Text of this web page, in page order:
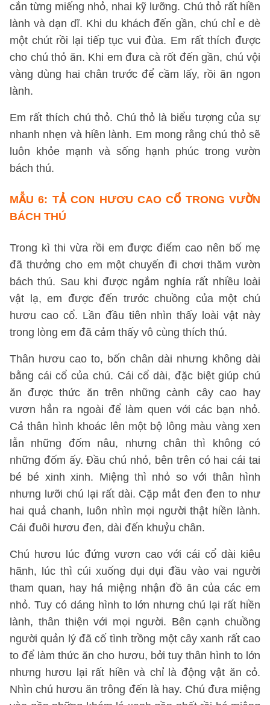
cắn từng miếng nhỏ, nhai kỹ lưỡng. Chú thỏ rất hiền
lành và dạn dĩ. Khi du khách đến gần, chú chỉ e dè
một chút rồi lại tiếp tục vui đùa. Em rất thích được
cho chú thỏ ăn. Khi em đưa cà rốt đến gần, chú vội
vàng dùng hai chân trước để cầm lấy, rồi ăn ngon
lành.
Em rất thích chú thỏ. Chú thỏ là biểu tượng của sự
nhanh nhẹn và hiền lành. Em mong rằng chú thỏ sẽ
luôn khỏe mạnh và sống hạnh phúc trong vườn
bách thú.
MẪU 6: TẢ CON HƯƠU CAO CỔ TRONG VƯỜN
BÁCH THÚ
Trong kì thi vừa rồi em được điểm cao nên bố mẹ
đã thưởng cho em một chuyến đi chơi thăm vườn
bách thú. Sau khi được ngắm nghía rất nhiều loài
vật lạ, em được đến trước chuồng của một chú
hươu cao cổ. Lần đầu tiên nhìn thấy loài vật này
trong lòng em đã cảm thấy vô cùng thích thú.
Thân hươu cao to, bốn chân dài nhưng không dài
bằng cái cổ của chú. Cái cổ dài, đặc biệt giúp chú
ăn được thức ăn trên những cành cây cao hay
vươn hẳn ra ngoài để làm quen với các bạn nhỏ.
Cả thân hình khoác lên một bộ lông màu vàng xen
lẫn những đốm nâu, nhưng chân thì không có
những đốm ấy. Đầu chú nhỏ, bên trên có hai cái tai
bé bé xinh xinh. Miệng thì nhỏ so với thân hình
nhưng lưỡi chú lại rất dài. Cặp mắt đen đen to như
hai quả chanh, luôn nhìn mọi người thật hiền lành.
Cái đuôi hươu đen, dài đến khuỷu chân.
Chú hươu lúc đứng vươn cao với cái cổ dài kiêu
hãnh, lúc thì cúi xuống dụi dụi đầu vào vai người
tham quan, hay há miệng nhận đồ ăn của các em
nhỏ. Tuy có dáng hình to lớn nhưng chú lại rất hiền
lành, thân thiện với mọi người. Bên cạnh chuồng
người quản lý đã cố tình trồng một cây xanh rất cao
to để làm thức ăn cho hươu, bởi tuy thân hình to lớn
nhưng hươu lại rất hiền và chỉ là động vật ăn cỏ.
Nhìn chú hươu ăn trông đến là hay. Chú đưa miệng